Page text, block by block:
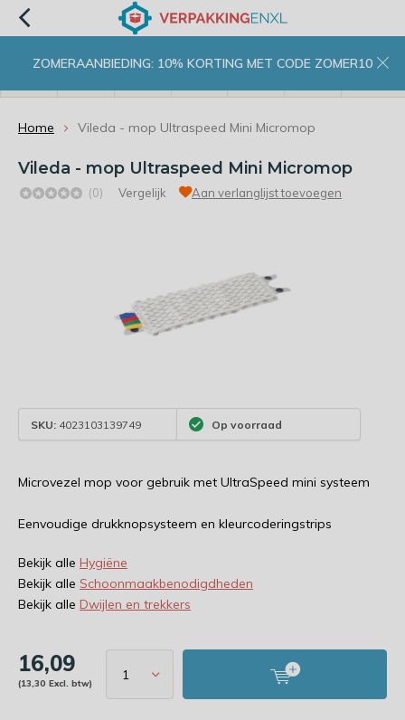
ZOMERAANBIEDING: 10% KORTING MET CODE ZOMER10
Home Vileda - mop Ultraspeed Mini Micromop
Vileda - mop Ultraspeed Mini Micromop
(0) Vergelijk Aan verlanglijst toevoegen
SKU: 4023103139749 Op voorraad
Microvezel mop voor gebruik met UltraSpeed mini systeem
Eenvoudige drukknopsysteem en kleurcoderingstrips
Bekijk alle Hygiëne
Bekijk alle Schoonmaakbenodigdheden
Bekijk alle Dwijlen en trekkers
16,09
(13,30 Excl. btw)